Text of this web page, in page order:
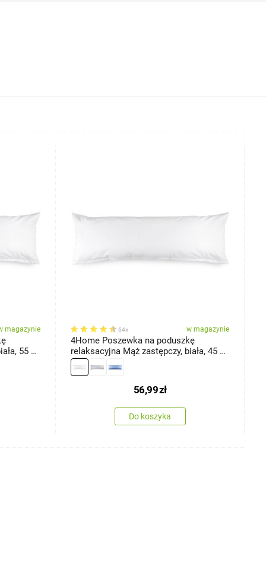
magazynie
55 x
64x w magazynie
4Home Poszewka na poduszkę
relaksacyjna Mąż zastępczy, biała, 45 x
120 cm
56,99zł
Do koszyka